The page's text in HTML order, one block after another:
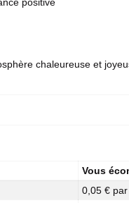
positive
chaleureuse et
Vous
0,05 €